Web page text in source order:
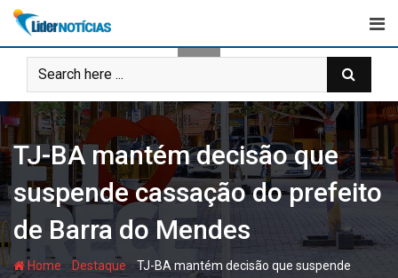
Skip
content
TJ-BA mantém decisão que
suspende cassação do prefeito
de Barra do Mendes
Home - Destaque -TJ-BA mantém decisão que suspende